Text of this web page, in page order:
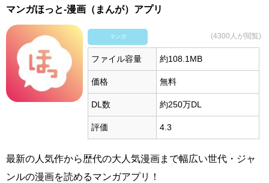
マンガほっと-漫画（まんが）アプリ
マンガ (4300人が閲覧)
ファイル容量 約108.1MB
価格 無料
DL数 約250万DL
評価 4.3
最新の人気作から歴代の大人気漫画まで幅広い世代・ジャ
ンルの漫画を読めるマンガアプリ！